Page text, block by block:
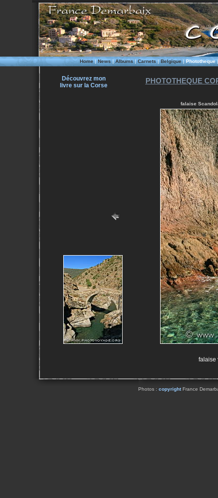
Home|News|Albums|Carnets|Belgique|Phototheque
Découvrez mon
livre sur la Corse
PHOTOTHEQUE
falaise
falaise
Photos : copyrightFrance